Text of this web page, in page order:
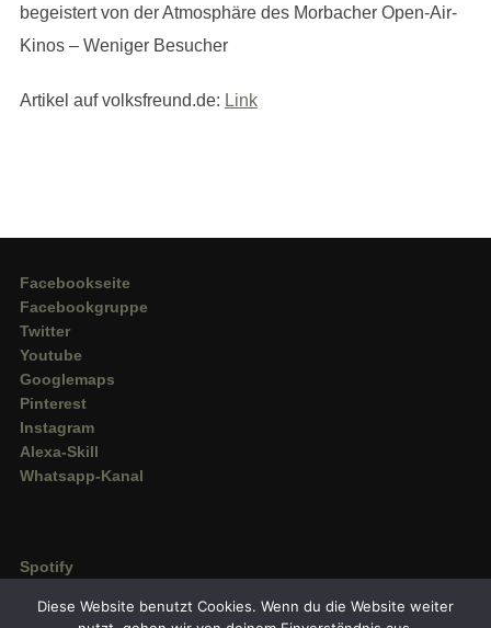
begeistert von der Atmosphäre des Morbacher Open-Air-
Kinos – Weniger Besucher
Artikel auf volksfreund.de: Link
Facebookseite
Facebookgruppe
Twitter
Youtube
Googlemaps
Pinterest
Instagram
Alexa-Skill
Whatsapp-Kanal
Spotify
Amazon Music
Diese Website benutzt Cookies. Wenn du die Website weiter